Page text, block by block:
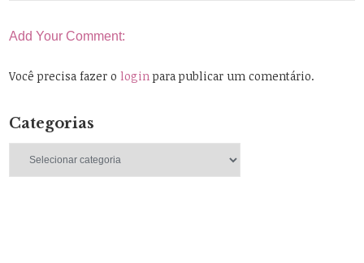
Add Your Comment:
Você precisa fazer ologin para publicar um comentário.
Categorias